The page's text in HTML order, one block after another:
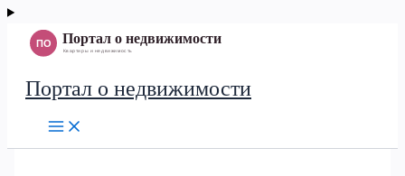
Портал о недвижимости